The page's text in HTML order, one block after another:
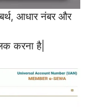
आधार नंबर और
करना है|